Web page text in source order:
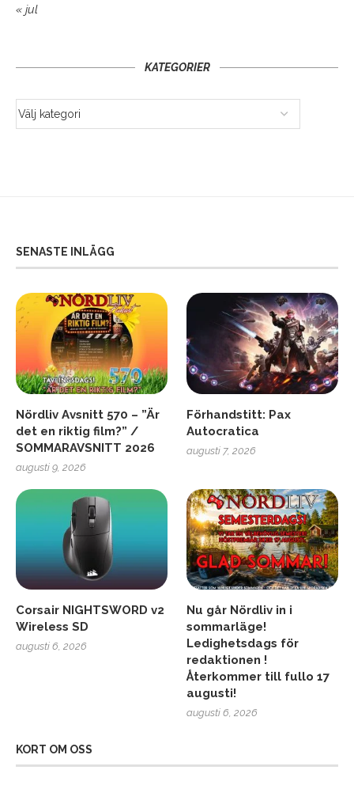
« jul
KATEGORIER
SENASTE INLÄGG
Nördliv Avsnitt 570 – ”Är
det en riktig film?” /
SOMMARAVSNITT 2026
augusti 9, 2026
Förhandstitt: Pax
Autocratica
augusti 7, 2026
Corsair NIGHTSWORD v2
Wireless SD
augusti 6, 2026
Nu går Nördliv in i
sommarläge!
Ledighetsdags för
redaktionen !
Återkommer till fullo 17
augusti!
augusti 6, 2026
KORT OM OSS